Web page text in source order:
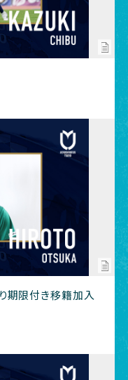
期限付き移籍加入